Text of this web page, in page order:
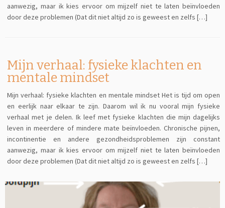
aanwezig, maar ik kies ervoor om mijzelf niet te laten beïnvloeden
door deze problemen (Dat dit niet altijd zo is geweest en zelfs […]
Mijn verhaal: fysieke klachten en
mentale mindset
Mijn verhaal: fysieke klachten en mentale mindset Het is tijd om open
en eerlijk naar elkaar te zijn. Daarom wil ik nu vooral mijn fysieke
verhaal met je delen. Ik leef met fysieke klachten die mijn dagelijks
leven in meerdere of mindere mate beïnvloeden. Chronische pijnen,
incontinentie en andere gezondheidsproblemen zijn constant
aanwezig, maar ik kies ervoor om mijzelf niet te laten beïnvloeden
door deze problemen (Dat dit niet altijd zo is geweest en zelfs […]